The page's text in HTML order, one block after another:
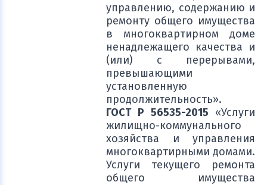
управлению, содержанию и
ремонту общего имущества
в многоквартирном доме
ненадлежащего качества и
(или) с перерывами,
превышающими
установленную
продолжительность».
ГОСТ Р 56535-2015 «Услуги
жилищно-коммунального
хозяйства и управления
многоквартирными домами.
Услуги текущего ремонта
общего имущества